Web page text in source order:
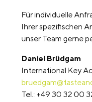
Für individuelle
Ihrer spezifischen
unser Team gerne
Daniel Brüdgam
International Key
Tel.: +49 30 32 00